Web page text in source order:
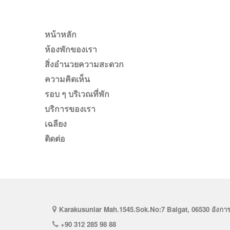
หน้าหลัก
ห้องพักของเรา
สิ่งอำนวยความสะดวก
ความคิดเห็น
รอบ ๆ บริเวณที่พัก
บริการของเรา
เฉลียง
ติดต่อ
Karakusunlar Mah.1545.Sok.No:7 Balgat, 06530 อังกา
+90 312 285 98 88